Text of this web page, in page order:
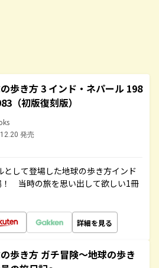
歩き方 3 インド・ネパール 198
（初版復刻版）
発売
して登場した地球の歩き方インド
！ 当時の旅を思い出して欲しい1冊
詳細を見る
歩き方 ガチ冒険～地球の歩き